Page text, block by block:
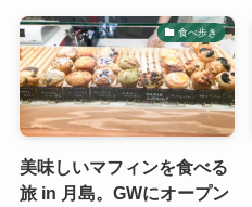
食べ歩き
美味しいマフィンを食べる
旅 in 月島。GWにオープン